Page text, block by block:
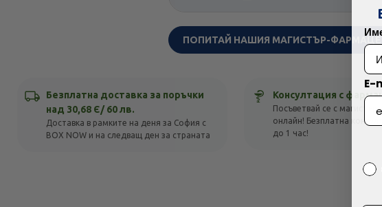
ПОПИТАЙ НАШИЯ МАГИСТЪР-
Безплатна доставка за поръчки
над 30,68 Є/ 60 лв.
Доставка в рамките на деня за София с
BOX NOW и на следващ ден за страната
Консултация с
Посъветвай се с
онлайн! Безплатна
до 1 час!
Просто
E-